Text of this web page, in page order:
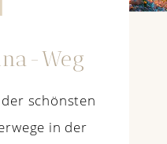
Weg
schönsten
in der